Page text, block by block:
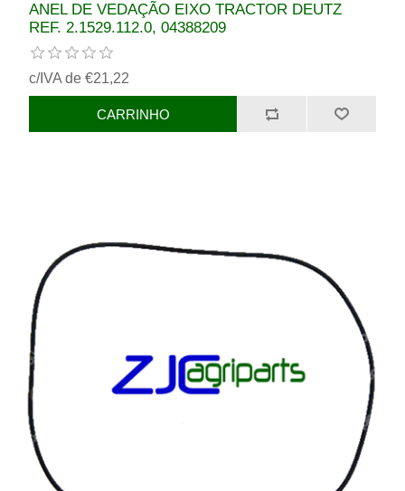
ANEL DE VEDAÇÃO EIXO TRACTOR DEUTZ
REF. 2.1529.112.0, 04388209
c/IVA de €21,22